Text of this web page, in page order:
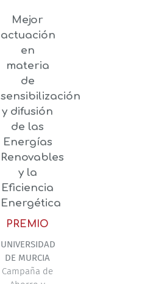
Mejor
actuación
en
materia
de
sensibilización
y difusión
de las
Energías
Renovables
y la
Eficiencia
Energética
PREMIO
UNIVERSIDAD
DE MURCIA
Campaña de